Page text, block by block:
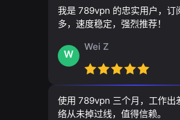
我是 789vpn 的忠实用户，订
多，速度稳定，强烈推荐！
W
Wei Z
使用 789vpn 三个月，工作出
络从未掉过线，值得信赖。